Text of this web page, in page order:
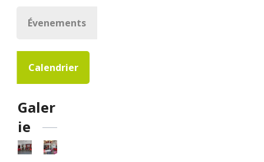
Évenements
Calendrier
Galer
ie